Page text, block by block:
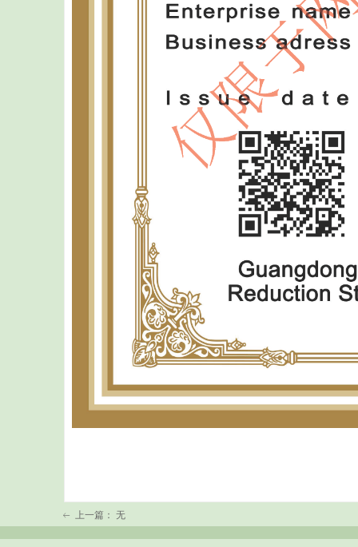
ꂃ 上一篇： 无